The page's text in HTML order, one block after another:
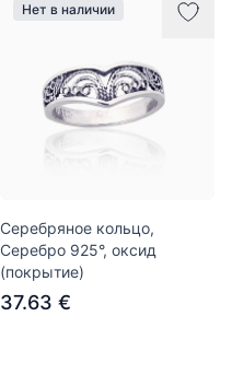
Нет в наличии
Серебряное кольцо,
Серебро 925°, оксид
(покрытие)
37.63 €